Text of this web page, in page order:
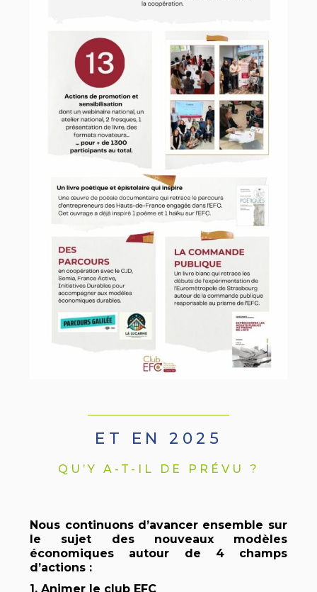
ET EN 2025
QU’Y A-T-IL DE PRÉVU ?
Nous continuons d’avancer ensemble sur
le sujet des nouveaux modèles
économiques autour de 4 champs
d’actions :
1. Animer le club EFC